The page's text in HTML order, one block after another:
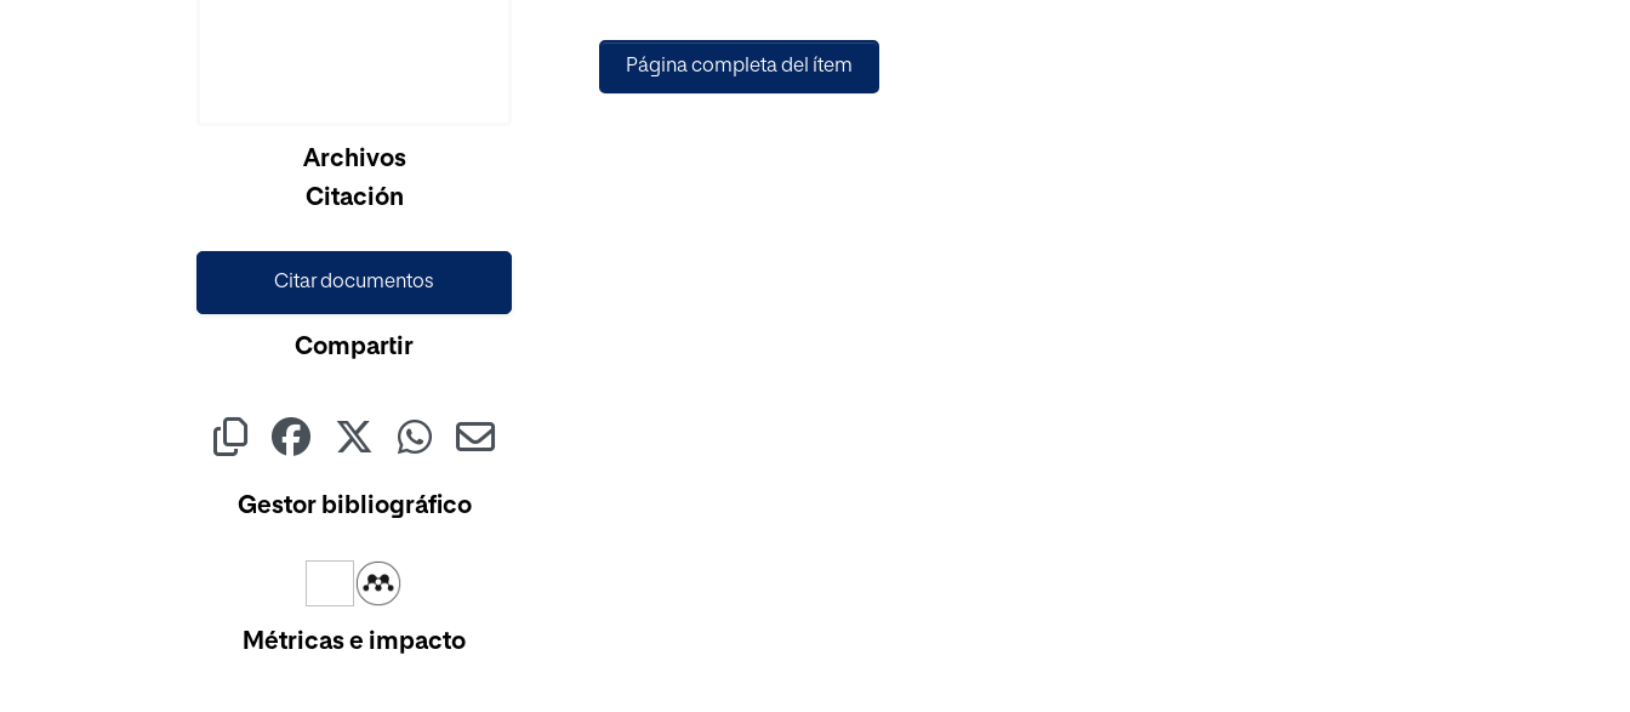
Archivos
Citación
Citar documentos
Compartir
Gestor bibliográfico
Métricas e impacto
Se propone realizar un plan piloto el cual permitirá testear el funcionamiento de los beneficios y el
nivel de satisfacción de los colaboradores internos, para poder hacer los ajustes
Página completa del ítem